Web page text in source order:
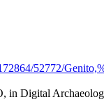
52772/
Digital